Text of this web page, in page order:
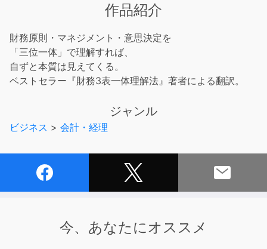
作品紹介
財務原則・マネジメント・意思決定を
「三位一体」で理解すれば、
自ずと本質は見えてくる。
ベストセラー『財務3表一体理解法』著者による翻訳。
ジャンル
ビジネス > 会計・経理
今、あなたにオススメ